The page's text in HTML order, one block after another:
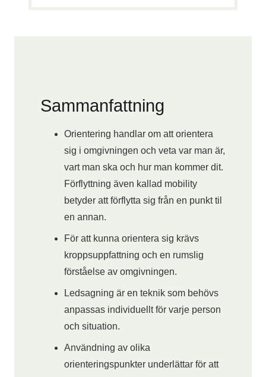
Sammanfattning
Orientering handlar om att orientera
sig i omgivningen och veta var man är,
vart man ska och hur man kommer dit.
Förflyttning även kallad mobility
betyder att förflytta sig från en punkt til
en annan.
För att kunna orientera sig krävs
kroppsuppfattning och en rumslig
förståelse av omgivningen.
Ledsagning är en teknik som behövs
anpassas individuellt för varje person
och situation.
Användning av olika
orienteringspunkter underlättar för att